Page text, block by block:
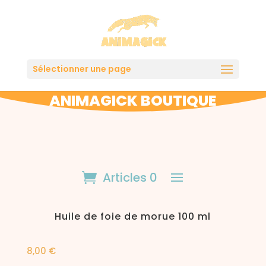
Sélectionner une page
ANIMAGICK BOUTIQUE
Articles 0
Huile de foie de morue 100 ml
8,00 €